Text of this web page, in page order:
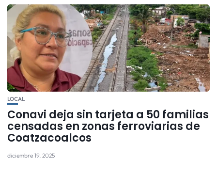
LOCAL
Conavi deja sin tarjeta a 50 familias
censadas en zonas ferroviarias de
Coatzacoalcos
diciembre 19, 2025